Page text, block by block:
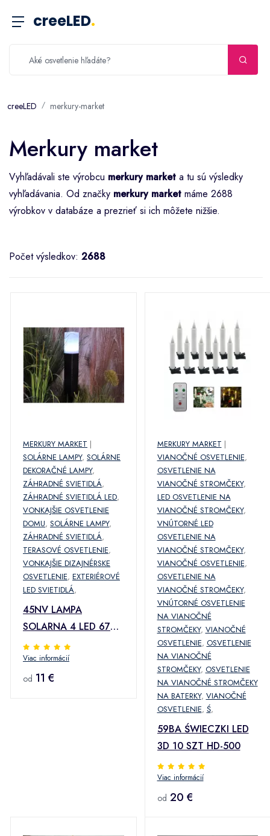
creeLED.
creeLED merkury-market
Merkury market
Vyhľadávali ste výrobcu merkury market a tu sú výsledky
vyhľadávania. Od značky merkury market máme 2688
výrobkov v databáze a prezrieť si ich môžete nižšie.
Počet výsledkov: 2688
MERKURY MARKET |
SOLÁRNE LAMPY, SOLÁRNE
DEKORAČNÉ LAMPY,
ZÁHRADNÉ SVIETIDLÁ,
ZÁHRADNÉ SVIETIDLÁ LED,
VONKAJŠIE OSVETLENIE
DOMU, SOLÁRNE LAMPY,
ZÁHRADNÉ SVIETIDLÁ,
TERASOVÉ OSVETLENIE,
VONKAJŠIE DIZAJNÉRSKE
OSVETLENIE, EXTERIÉROVÉ
LED SVIETIDLÁ,
45NV LAMPA
SOLARNA 4 LED 67
CM 3050M RATAN
Viac informácií
od 11 €
MERKURY MARKET |
VIANOČNÉ OSVETLENIE,
OSVETLENIE NA
VIANOČNÉ STROMČEKY,
LED OSVETLENIE NA
VIANOČNÉ STROMČEKY,
VNÚTORNÉ LED
OSVETLENIE NA
VIANOČNÉ STROMČEKY,
VIANOČNÉ OSVETLENIE,
OSVETLENIE NA
VIANOČNÉ STROMČEKY,
VNÚTORNÉ OSVETLENIE
NA VIANOČNÉ
STROMČEKY, VIANOČNÉ
OSVETLENIE, OSVETLENIE
NA VIANOČNÉ
STROMČEKY, OSVETLENIE
NA VIANOČNÉ STROMČEKY
NA BATERKY, VIANOČNÉ
OSVETLENIE, Ś,
59BA ŚWIECZKI LED
3D 10 SZT HD-500
Viac informácií
od 20 €